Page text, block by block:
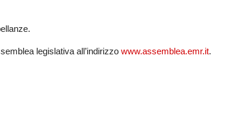
legislativa all’indirizzo www.assemblea.emr.it.